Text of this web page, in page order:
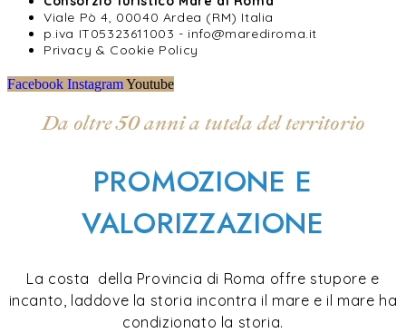
Viale Pò 4, 00040 Ardea (RM) Italia
p.iva IT05323611003 - info@marediroma.it
Privacy & Cookie Policy
Facebook InstagramYoutube
Da oltre 50 anni a tutela del territorio
PROMOZIONE E
VALORIZZAZIONE
La costa della Provincia di Roma offre stupore e
incanto, laddove la storia incontra il mare e il mare ha
condizionato la storia.